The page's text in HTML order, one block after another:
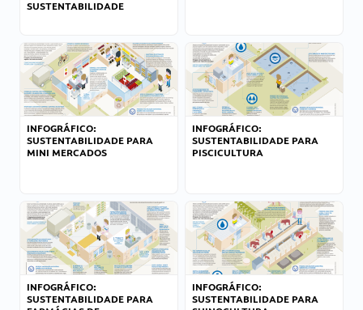
SUSTENTABILIDADE
INFOGRÁFICO:
SUSTENTABILIDADE PARA
MINI MERCADOS
INFOGRÁFICO:
SUSTENTABILIDADE PARA
PISCICULTURA
INFOGRÁFICO:
SUSTENTABILIDADE PARA
INFOGRÁFICO:
SUSTENTABILIDADE PARA